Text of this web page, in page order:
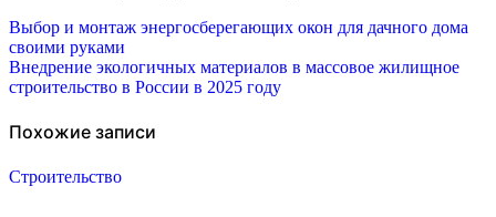
Навигация
по
записям
Выбор и монтаж энергосберегающих окон для дачного дома
своими руками
Внедрение экологичных материалов в массовое жилищное
строительство в России в 2025 году
Похожие записи
Строительство